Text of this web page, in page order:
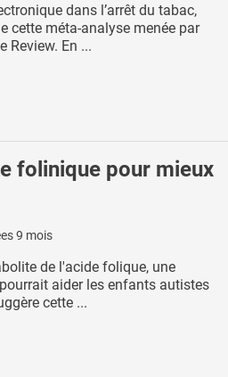
dans l’arrêt du tabac,
cette méta-analyse menée par
Review. En ...
folinique pour mieux
9 mois
de l'acide folique, une
aider les enfants autistes
cette ...